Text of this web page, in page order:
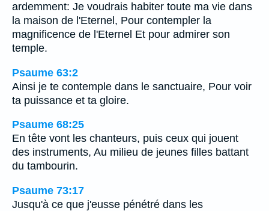
ardemment: Je voudrais habiter toute ma vie dans
la maison de l'Eternel, Pour contempler la
magnificence de l'Eternel Et pour admirer son
temple.
Psaume 63:2
Ainsi je te contemple dans le sanctuaire, Pour voir
ta puissance et ta gloire.
Psaume 68:25
En tête vont les chanteurs, puis ceux qui jouent
des instruments, Au milieu de jeunes filles battant
du tambourin.
Psaume 73:17
Jusqu'à ce que j'eusse pénétré dans les